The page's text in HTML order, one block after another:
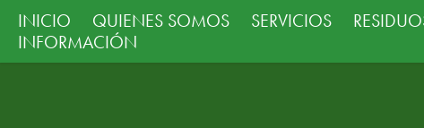
INICIO QUIENES SOMOS SERVICIOS
INFORMACIÓN